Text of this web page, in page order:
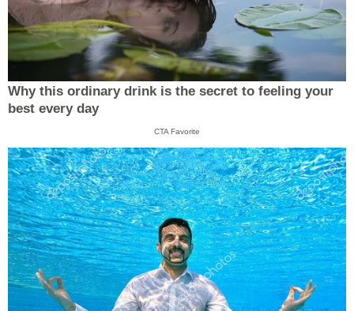
Why this ordinary drink is the secret to feeling your
best every day
CTA Favorite